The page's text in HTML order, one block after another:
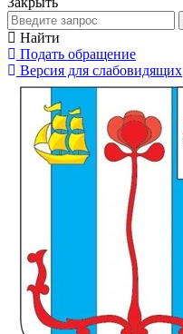
Найти
Подать обращение
Версия для слабовидящих